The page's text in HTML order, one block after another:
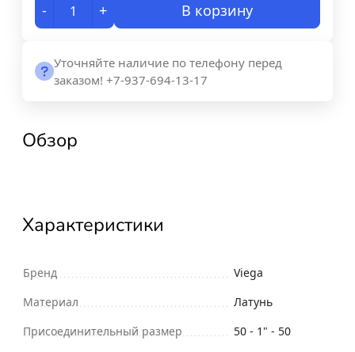
- + В корзину
Уточняйте наличие по телефону перед
заказом! +7-937-694-13-17
Обзор
Характеристики
Бренд
Viega
Материал
Латунь
Присоединительный размер
50 - 1" - 50